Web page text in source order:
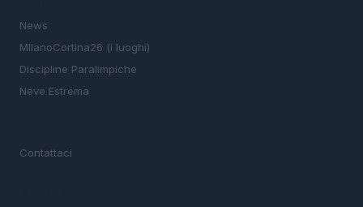
News
MIlanoCortina26 (i luoghi)
Discipline Paralimpiche
Neve Estrema
Contattaci